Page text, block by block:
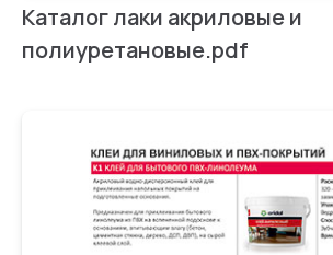
Каталог лаки акриловые и
полиуретановые.pdf